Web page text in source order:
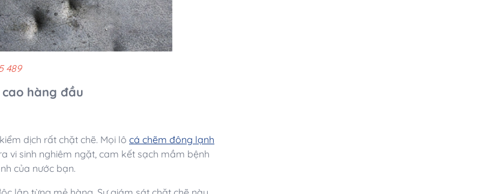
489
hàng đầu
dịch rất chặt chẽ. Mọi lô cá chẽm đông lạnh
vi sinh nghiêm ngặt, cam kết sạch mầm bệnh
của nước bạn.